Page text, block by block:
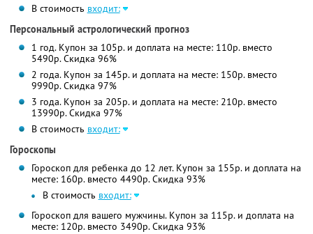
В стоимость входит:
Персональный астрологический прогноз
1 год. Купон за 105р. и доплата на месте: 110р. вместо
5490р. Скидка 96%
2 года. Купон за 145р. и доплата на месте: 150р. вместо
9990р. Скидка 97%
3 года. Купон за 205р. и доплата на месте: 210р. вместо
13990р. Скидка 97%
В стоимость входит:
Гороскопы
Гороскоп для ребенка до 12 лет. Купон за 155р. и доплата на
месте: 160р. вместо 4490р. Скидка 93%
В стоимость входит:
Гороскоп для вашего мужчины. Купон за 115р. и доплата на
месте: 120р. вместо 3490р. Скидка 93%